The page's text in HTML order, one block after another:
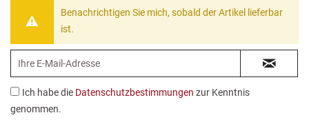
Benachrichtigen Sie mich, sobald der Artikel lieferbar
ist.
Ich habe die Datenschutzbestimmungen zur Kenntnis
genommen.